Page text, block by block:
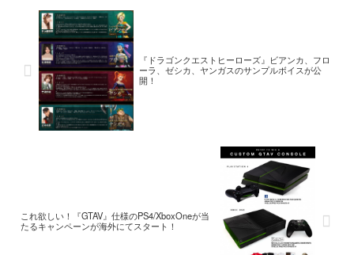
『ドラゴンクエストヒーローズ』ビアンカ、フロ
ーラ、ゼシカ、ヤンガスのサンプルボイスが公
開！
これ欲しい！『GTAV』仕様のPS4/XboxOneが当
たるキャンペーンが海外にてスタート！